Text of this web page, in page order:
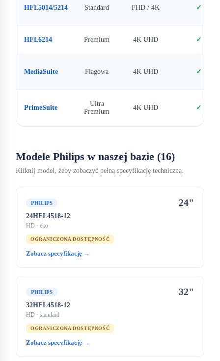
HFL5014/5214 Standard FHD / 4K ✓
HFL6214 Premium 4K UHD ✓
MediaSuite Flagowa 4K UHD ✓
PrimeSuite
Ultra
Premium
4K UHD ✓
Modele Philips w naszej bazie (16)
Kliknij model, żeby zobaczyć pełną specyfikację techniczną.
PHILIPS 24"
24HFL4518-12
HD · eko
OGRANICZONA DOSTĘPNOŚĆ
Zobacz specyfikację →
PHILIPS 32"
32HFL4518-12
HD · standard
OGRANICZONA DOSTĘPNOŚĆ
Zobacz specyfikację →